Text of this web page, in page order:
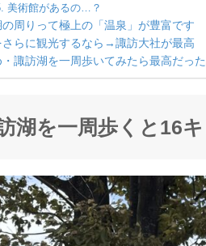
美術館があるの…？
周りって極上の「温泉」が豊富です
さらに観光するなら→諏訪大社が最高
・諏訪湖を一周歩いてみたら最高だっ
湖を一周歩くと16